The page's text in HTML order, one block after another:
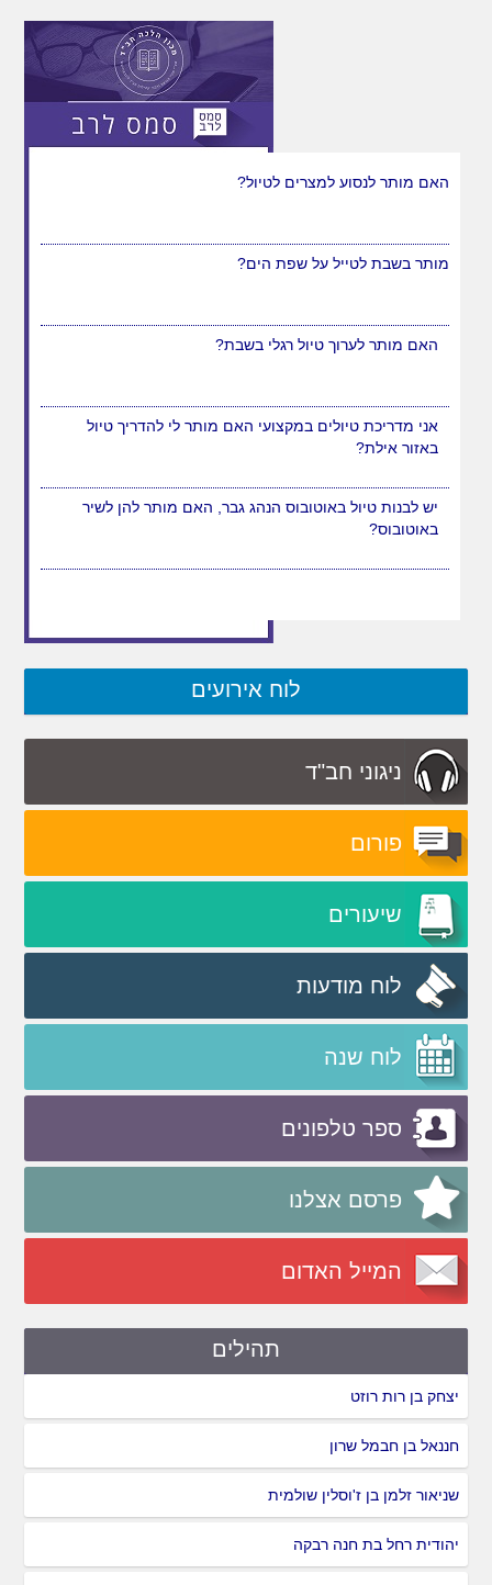
יש לבנות טיול באוטובוס הנהג גבר, האם מותר להן לשיר
האם מותר לנסוע למצרים לטיול?
מותר בשבת לטייל על שפת הים?
האם מותר לערוך טיול רגלי בשבת?
אני מדריכת טיולים במקצועי האם מותר לי להדריך טיול
באזור אילת?
לוח אירועים
ניגוני חב"ד
פורום
שיעורים
לוח מודעות
לוח שנה
ספר טלפונים
פרסם אצלנו
המייל האדום
תהילים
יצחק בן רות רוזט
חננאל בן חבמל שרון
שניאור זלמן בן ז'וסלין שולמית
יהודית רחל בת חנה רבקה